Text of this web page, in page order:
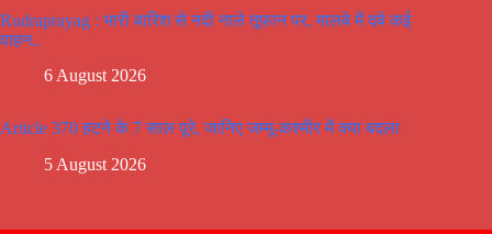
Rudraprayag : भारी बारिश से नदी नाले तूफान पर, मालबे में दबे कई
वाहन..
6 August 2026
Article 370 हटने के 7 साल पूरे, जानिए जम्मू-कश्मीर में क्या बदला
5 August 2026